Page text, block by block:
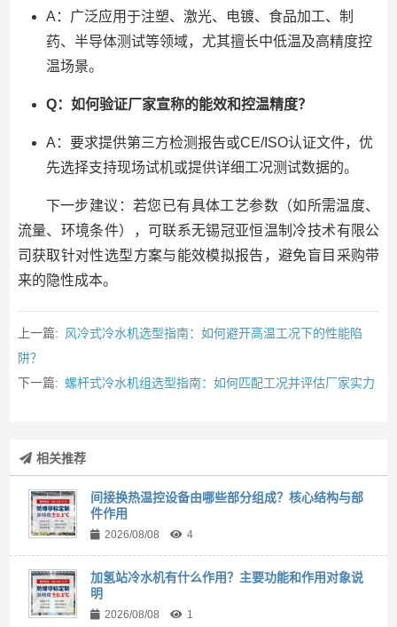
A：广泛应用于注塑、激光、电镀、食品加工、制
药、半导体测试等领域，尤其擅长中低温及高精度控
温场景。
Q：如何验证厂家宣称的能效和控温精度？
A：要求提供第三方检测报告或CE/ISO认证文件，优
先选择支持现场试机或提供详细工况测试数据的。
下一步建议：若您已有具体工艺参数（如所需温度、
流量、环境条件），可联系无锡冠亚恒温制冷技术有限公
司获取针对性选型方案与能效模拟报告，避免盲目采购带
来的隐性成本。
上一篇: 风冷式冷水机选型指南：如何避开高温工况下的性能陷
阱？
下一篇: 螺杆式冷水机组选型指南：如何匹配工况并评估厂家实力
相关推荐
间接换热温控设备由哪些部分组成？核心结构与部
件作用
2026/08/08 4
加氢站冷水机有什么作用？主要功能和作用对象说
明
2026/08/08 1